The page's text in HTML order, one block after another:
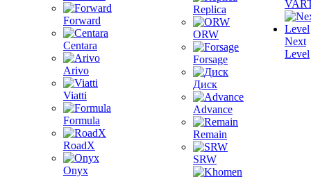
Forward
Centara
Arivo
Viatti
Formula
RoadX
Onyx
Replica
ORW
Forsage
Диск
Advance
Remain
SRW
Next
Level